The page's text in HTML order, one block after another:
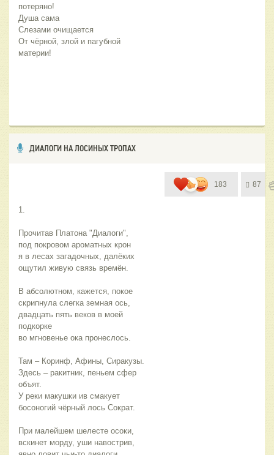
потеряно!
Душа сама
Слезами очищается
От чёрной, злой и пагубной
материи!
ДИАЛОГИ НА ЛОСИНЫХ ТРОПАХ
1.
Прочитав Платона "Диалоги",
под покровом ароматных крон
я в лесах загадочных, далёких
ощутил живую связь времён.
В абсолютном, кажется, покое
скрипнула слегка земная ось,
двадцать пять веков в моей
подкорке
во мгновенье ока пронеслось.
Там – Коринф, Афины, Сиракузы.
Здесь – ракитник, пеньем сфер
объят.
У реки макушки ив смакует
босоногий чёрный лось Сократ.
При малейшем шелесте осоки,
вскинет морду, уши навострив,
183 87